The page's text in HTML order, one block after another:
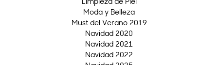
Moda y Belleza
Must del Verano 2019
Navidad 2020
Navidad 2021
Navidad 2022